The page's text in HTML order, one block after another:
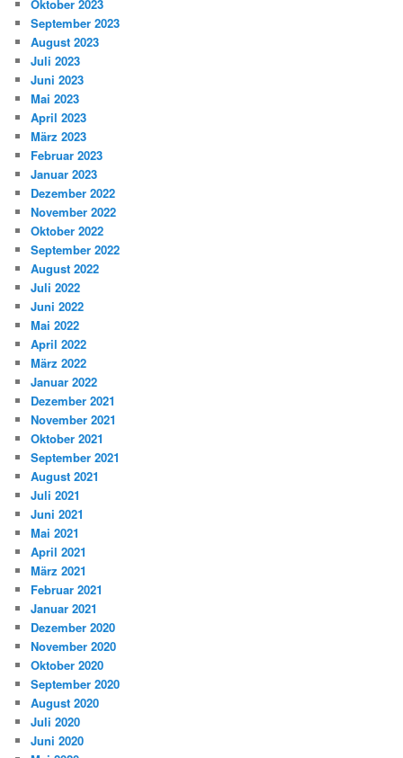
Oktober 2023
September 2023
August 2023
Juli 2023
Juni 2023
Mai 2023
April 2023
März 2023
Februar 2023
Januar 2023
Dezember 2022
November 2022
Oktober 2022
September 2022
August 2022
Juli 2022
Juni 2022
Mai 2022
April 2022
März 2022
Januar 2022
Dezember 2021
November 2021
Oktober 2021
September 2021
August 2021
Juli 2021
Juni 2021
Mai 2021
April 2021
März 2021
Februar 2021
Januar 2021
Dezember 2020
November 2020
Oktober 2020
September 2020
August 2020
Juli 2020
Juni 2020